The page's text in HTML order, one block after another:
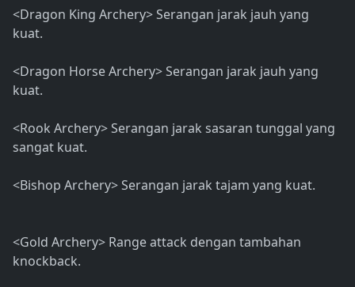
<Dragon King Archery> Serangan jarak jauh yang
kuat.
<Dragon Horse Archery> Serangan jarak jauh yang
kuat.
<Rook Archery> Serangan jarak sasaran tunggal yang
sangat kuat.
<Bishop Archery> Serangan jarak tajam yang kuat.
<Gold Archery> Range attack dengan tambahan
knockback.